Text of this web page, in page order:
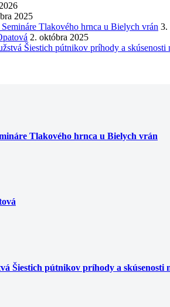
2025
Tlakového hrnca u Bielych vrán 3.
2. októbra 2025
Šiestich pútnikov príhody a skúsenosti
Tlakového hrnca u Bielych vrán
Šiestich pútnikov príhody a skúsenosti